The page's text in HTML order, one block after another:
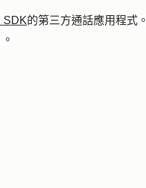
SDK的第三方通話應用程式 。
。